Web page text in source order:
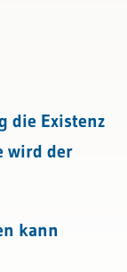
die Existenz
wird der
kann